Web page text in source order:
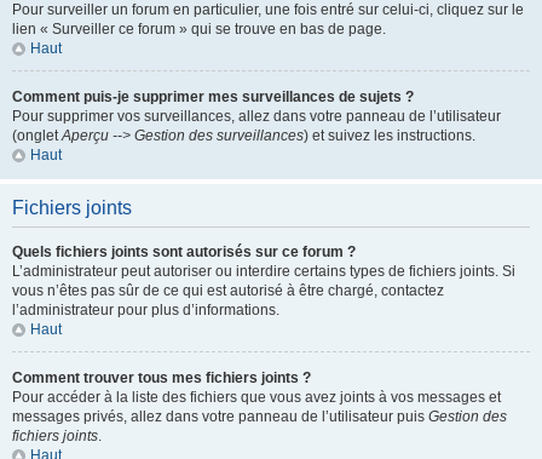
Pour surveiller un forum en particulier, une fois entré sur celui-ci, cliquez sur le
lien « Surveiller ce forum » qui se trouve en bas de page.
Haut
Comment puis-je supprimer mes surveillances de sujets ?
Pour supprimer vos surveillances, allez dans votre panneau de l’utilisateur
(ongletAperçu --> Gestion des surveillances) et suivez les instructions.
Haut
Fichiers joints
Quels fichiers joints sont autorisés sur ce forum ?
L’administrateur peut autoriser ou interdire certains types de fichiers joints. Si
vous n’êtes pas sûr de ce qui est autorisé à être chargé, contactez
l’administrateur pour plus d’informations.
Haut
Comment trouver tous mes fichiers joints ?
Pour accéder à la liste des fichiers que vous avez joints à vos messages et
messages privés, allez dans votre panneau de l’utilisateur puis Gestion des
fichiers joints.
Haut